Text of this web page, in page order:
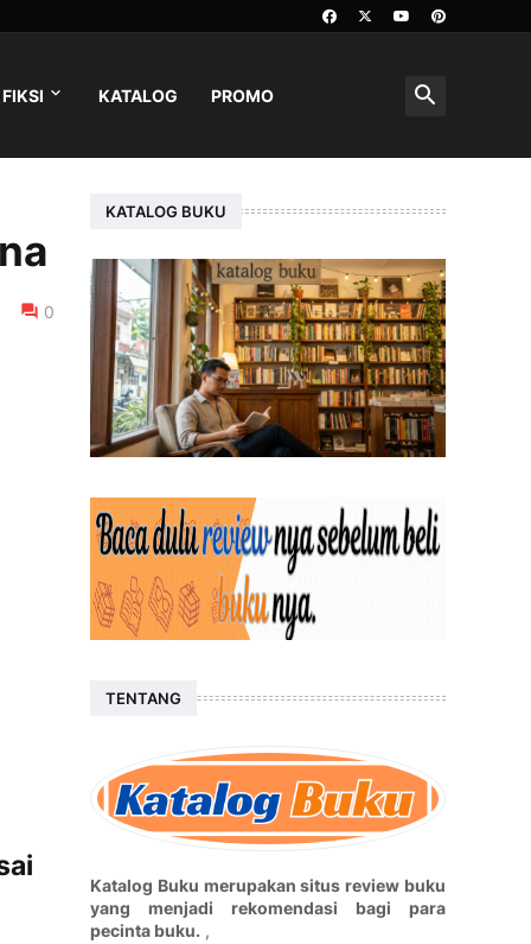
KATALOG PROMO
0
KATALOG BUKU
TENTANG
Katalog Buku merupakan situs review buku
yang menjadi rekomendasi bagi para
pecinta buku. ,